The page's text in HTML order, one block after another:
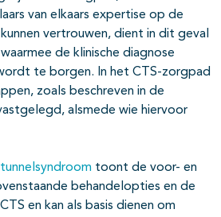
van elkaars expertise op de
vertrouwen, dient in dit geval
de klinische diagnose
te borgen. In het CTS-zorgpad
zoals beschreven in de
alsmede wie hiervoor
toont de voor- en
behandelopties en de
en kan als basis dienen om